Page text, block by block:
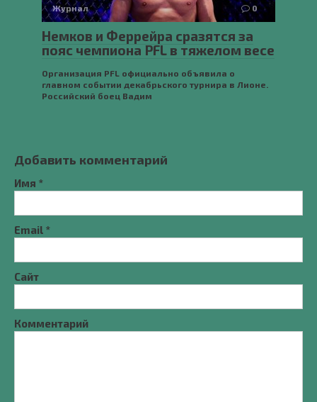
Журнал 0
Немков и Феррейра сразятся за
пояс чемпиона PFL в тяжелом весе
Организация PFL официально объявила о
главном событии декабрьского турнира в Лионе.
Российский боец Вадим
Добавить комментарий
Имя *
Email *
Сайт
Комментарий